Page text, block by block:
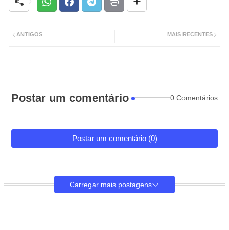
MAIS RECENTES
ANTIGOS
Postar um comentário 0 Comentários
Postar um comentário (0)
Carregar mais postagens